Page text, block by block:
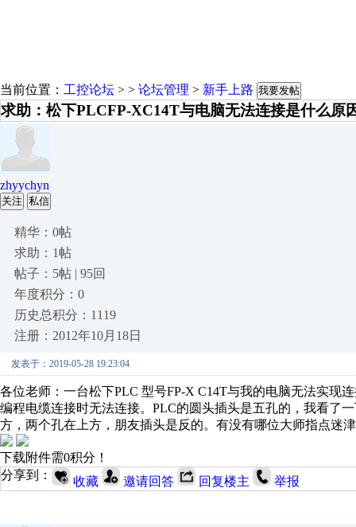
当前位置： 工控论坛 > > 论坛管理 > 新手上路 我要发帖
求助：松下PLCFP-XC14T与电脑无法连接是什么原
zhyychyn
关注 私信
精华：0帖
求助：1帖
帖子：5帖 | 95回
年度积分：0
历史总积分：1119
注册：2012年10月18日
发表于：2019-05-28 19:23:04
各位老师：一台松下PLC 型号FP-X C14T与我的电脑无法实现
编程电缆连接时无法连接。PLC的圆头插头是五孔的，我看了
方，两个孔在上方，朋友插头是反的。有没有哪位大师指点迷津
下载附件需0积分！
分享到：
收藏 邀请回答 回复楼主 举报